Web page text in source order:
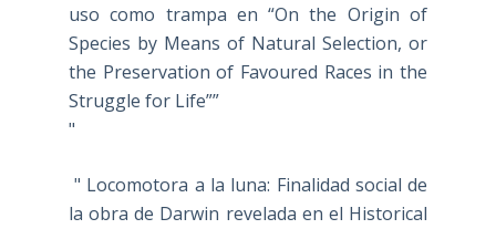
uso como trampa en “On the Origin of
Species by Means of Natural Selection, or
the Preservation of Favoured Races in the
Struggle for Life””
"
" Locomotora a la luna: Finalidad social de
la obra de Darwin revelada en el Historical